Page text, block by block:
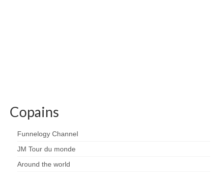
Copains
Funnelogy Channel
JM Tour du monde
Around the world